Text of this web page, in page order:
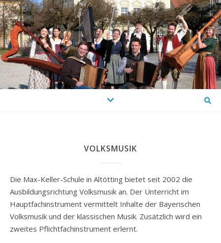
VOLKSMUSIK
Die Max-Keller-Schule in Altötting bietet seit 2002 die
Ausbildungsrichtung Volksmusik an. Der Unterricht im
Hauptfachinstrument vermittelt Inhalte der Bayerischen
Volksmusik und der klassischen Musik. Zusätzlich wird ein
zweites Pflichtfachinstrument erlernt.